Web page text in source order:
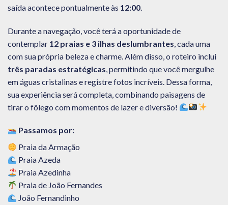
saída acontece pontualmente às 12:00.
Durante a navegação, você terá a oportunidade de
contemplar 12 praias e 3 ilhas deslumbrantes , cada uma
com sua própria beleza e charme. Além disso, o roteiro inclui
três paradas estratégicas , permitindo que você mergulhe
em águas cristalinas e registre fotos incríveis. Dessa forma,
sua experiência será completa, combinando paisagens de
tirar o fôlego com momentos de lazer e diversão!
Passamos por:
Praia da Armação
Praia Azeda
Praia Azedinha
Praia de João Fernandes
João Fernandinho